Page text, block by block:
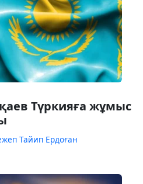
Түркияға жұмыс
Тайип Ердоған